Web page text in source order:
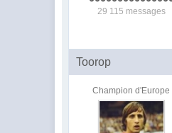
29 115 messages
Toorop
Champion d'Europe